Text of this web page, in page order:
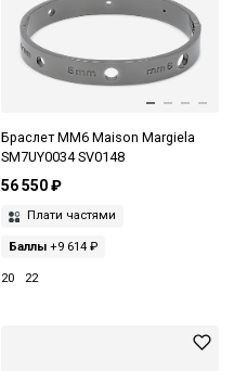
Браслет MM6 Maison Margiela
SM7UY0034 SV0148
56 550 ₽
Плати частями
Баллы+9 614 ₽
20 22